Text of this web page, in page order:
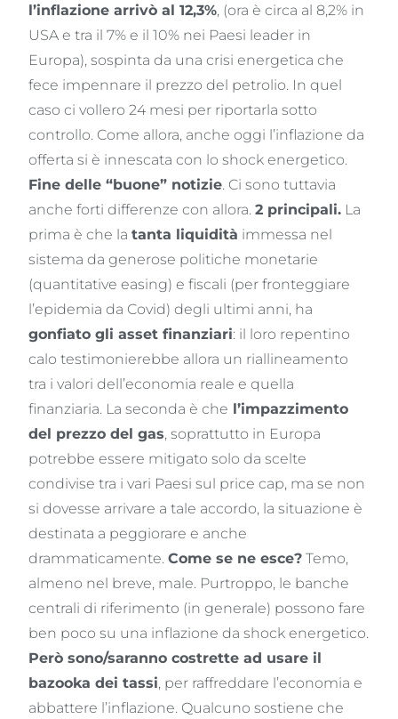
l’inflazione arrivò al 12,3%, (ora è circa al 8,2% in
USA e tra il 7% e il 10% nei Paesi leader in
Europa), sospinta da una crisi energetica che
fece impennare il prezzo del petrolio. In quel
caso ci vollero 24 mesi per riportarla sotto
controllo. Come allora, anche oggi l’inflazione da
offerta si è innescata con lo shock energetico.
Fine delle “buone” notizie. Ci sono tuttavia
anche forti differenze con allora.2 principali. La
prima è che latanta liquidità immessa nel
sistema da generose politiche monetarie
(quantitative easing) e fiscali (per fronteggiare
l’epidemia da Covid) degli ultimi anni, ha
gonfiato gli asset finanziari: il loro repentino
calo testimonierebbe allora un riallineamento
tra i valori dell’economia reale e quella
finanziaria. La seconda è che l’impazzimento
del prezzo del gas, soprattutto in Europa
potrebbe essere mitigato solo da scelte
condivise tra i vari Paesi sul price cap, ma se non
si dovesse arrivare a tale accordo, la situazione è
destinata a peggiorare e anche
drammaticamente.Come se ne esce? Temo,
almeno nel breve, male. Purtroppo, le banche
centrali di riferimento (in generale) possono fare
ben poco su una inflazione da shock energetico.
Però sono/saranno costrette ad usare il
bazooka dei tassi, per raffreddare l’economia e
abbattere l’inflazione. Qualcuno sostiene che